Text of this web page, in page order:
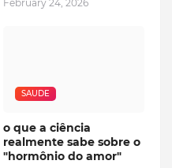
February 24, 2026
SAUDE
o que a ciência
realmente sabe sobre o
"hormônio do amor"